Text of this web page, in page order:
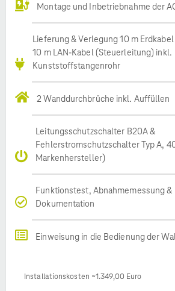
Montage und Inbetriebnahme der
Lieferung & Verlegung 10 m Erdkabel
10 m LAN-Kabel (Steuerleitung) inkl.
Kunststoffstangenrohr
2 Wanddurchbrüche inkl. Auffüllen
Leitungsschutzschalter B20A &
Fehlerstromschutzschalter Typ A,
Markenhersteller)
Funktionstest, Abnahmemessung &
Dokumentation
Einweisung in die Bedienung der
Installationskosten ~1.349,00 Euro